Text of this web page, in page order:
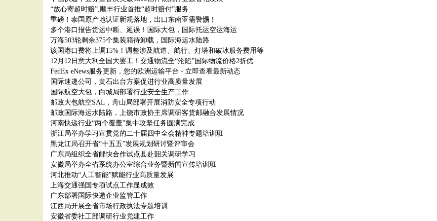
“放心寄超时赔”,顺丰行业首推“超时赔付”服务
重磅！泰国原产地认证新规落地，出口东南亚需警惕！
多个港口报告货运中断、延误！国际大包，国际托运空运海运
万海503轮剩余375个集装箱待卸载，国际海运水陆路
该国港口费将上调15%！调整涉及航道、航行、灯塔和破冰服务费用等
12月12日意大利全国大罢工！交通物流全“沦陷”国际物流价格2折优
FedEx eNews服务更新，您的欧洲运输平台 - 立即查看最新动态
国际速递公司，黄石出台方案促进行业高质量发展
国际航空大包，白城局部署行业安全生产工作
邮政大包航空SAL，舟山局部署开展消防安全专项行动
邮政国际海运水陆路，上饶市政协主席调研客货邮融合发展情况
河南快递行业“两个覆盖”集中攻坚任务圆满完成
浙江局举办学习宣贯党的二十届四中全会精神专题培训班
黑龙江局召开省“十五五”发展规划研讨暨评审会
广东局组织全省邮快合作试点县赴韶关调研学习
安徽局举办全省系统办公室综合业务暨新闻宣传培训班
河北推动“人工智能”赋能行业高质量发展
上海交通强国专项试点工作显成效
广东部署国际快递企业监管工作
江西局开展全省市场行政执法专题培训
安徽省委社工部调研行业党建工作